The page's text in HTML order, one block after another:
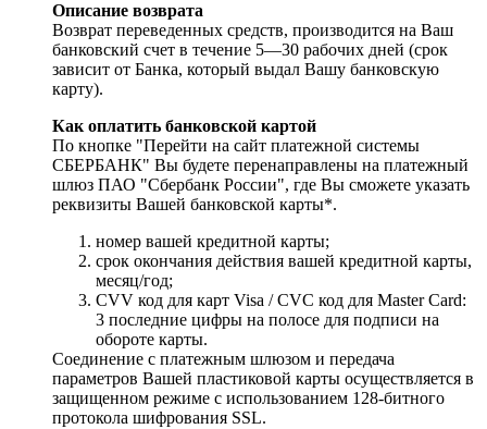
Описание возврата
Возврат переведенных средств, производится на Ваш
банковский счет в течение 5—30 рабочих дней (срок
зависит от Банка, который выдал Вашу банковскую
карту).
Как оплатить банковской картой
По кнопке "Перейти на сайт платежной системы
СБЕРБАНК" Вы будете перенаправлены на платежный
шлюз ПАО "Сбербанк России", где Вы сможете указать
реквизиты Вашей банковской карты*.
номер вашей кредитной карты;
cрок окончания действия вашей кредитной карты,
месяц/год;
CVV код для карт Visa / CVC код для Master Card:
3 последние цифры на полосе для подписи на
обороте карты.
Соединение с платежным шлюзом и передача
параметров Вашей пластиковой карты осуществляется в
защищенном режиме с использованием 128-битного
протокола шифрования SSL.